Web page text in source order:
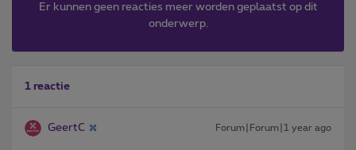
Er kunnen geen reacties meer worden geplaatst op dit
onderwerp.
1 reactie
GeertC Forum|Forum|1 year ago